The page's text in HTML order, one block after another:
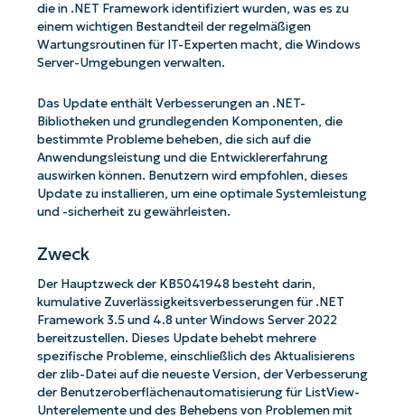
die in .NET Framework identifiziert wurden, was es zu
einem wichtigen Bestandteil der regelmäßigen
Wartungsroutinen für IT-Experten macht, die Windows
Server-Umgebungen verwalten.
Das Update enthält Verbesserungen an .NET-
Bibliotheken und grundlegenden Komponenten, die
bestimmte Probleme beheben, die sich auf die
Anwendungsleistung und die Entwicklererfahrung
auswirken können. Benutzern wird empfohlen, dieses
Update zu installieren, um eine optimale Systemleistung
und -sicherheit zu gewährleisten.
Zweck
Der Hauptzweck der KB5041948 besteht darin,
kumulative Zuverlässigkeitsverbesserungen für .NET
Framework 3.5 und 4.8 unter Windows Server 2022
bereitzustellen. Dieses Update behebt mehrere
spezifische Probleme, einschließlich des Aktualisierens
der zlib-Datei auf die neueste Version, der Verbesserung
der Benutzeroberflächenautomatisierung für ListView-
Unterelemente und des Behebens von Problemen mit